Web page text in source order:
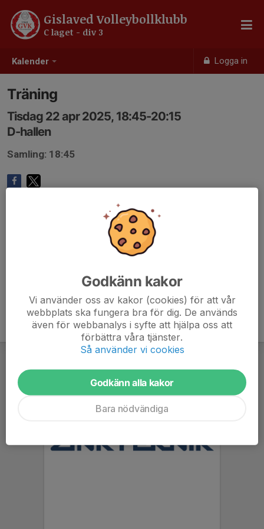
Kalender Logga in
Gislaved Volleybollklubb
C laget - div 3
Träning
Tisdag 22 apr 2025, 18:45-20:15
D-hallen
Samling: 18:45
Godkänn kakor
Vi använder oss av kakor (cookies) för att vår
webbplats ska fungera bra för dig. De används
även för webbanalys i syfte att hjälpa oss att
förbättra våra tjänster.
Så använder vi cookies
Godkänn alla kakor
Bara nödvändiga